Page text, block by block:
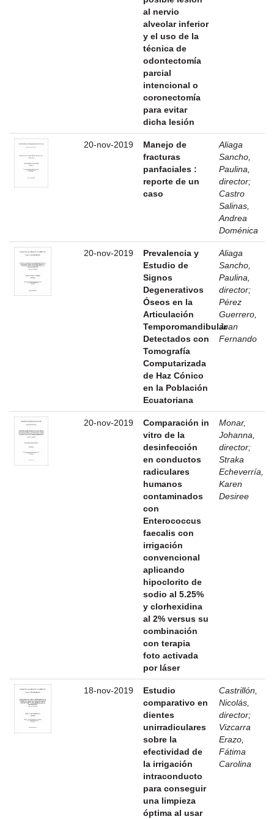
al nervio
alveolar inferior
y el uso de la
técnica de
odontectomía
parcial
intencional o
coronectomía
para evitar
dicha lesión
20-nov-2019
Manejo de
fracturas
panfaciales :
reporte de un
caso
Aliaga
Sancho,
Paulina,
director;
Castro
Salinas,
Andrea
Doménica
20-nov-2019
Prevalencia y
Estudio de
Signos
Degenerativos
Óseos en la
Articulación
Temporomandibular
Detectados con
Tomografía
Computarizada
de Haz Cónico
en la Población
Ecuatoriana
Aliaga
Sancho,
Paulina,
director;
Pérez
Guerrero,
Juan
Fernando
20-nov-2019
Comparación in
vitro de la
desinfección
en conductos
radiculares
humanos
contaminados
con
Enterococcus
faecalis con
irrigación
convencional
aplicando
hipoclorito de
sodio al 5.25%
y clorhexidina
al 2% versus su
combinación
con terapia
foto activada
por láser
Monar,
Johanna,
director;
Straka
Echeverría,
Karen
Desiree
18-nov-2019
Estudio
comparativo en
dientes
unirradiculares
sobre la
efectividad de
la irrigación
intraconducto
para conseguir
una limpieza
óptima al usar
Castrillón,
Nicolás,
director;
Vizcarra
Erazo,
Fátima
Carolina